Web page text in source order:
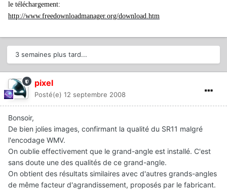
le téléchargement:
http://www.freedownloadmanager.org/download.htm
3 semaines plus tard...
pixel
Posté(e) 12 septembre 2008
Bonsoir,
De bien jolies images, confirmant la qualité du SR11 malgré
l'encodage WMV.
On oublie effectivement que le grand-angle est installé. C'est
sans doute une des qualités de ce grand-angle.
On obtient des résultats similaires avec d'autres grands-angles
de même facteur d'agrandissement, proposés par le fabricant.